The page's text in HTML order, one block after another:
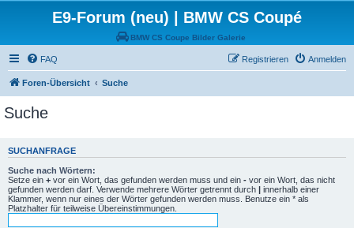
E9-Forum (neu) | BMW CS Coupé
BMW CS Coupe Bilder Galerie
FAQ Anmelden
Registrieren
Foren-Übersicht Suche
Suche
SUCHANFRAGE
Suche nach Wörtern:
Setze ein + vor ein Wort, das gefunden werden muss und ein - vor ein Wort, das nicht
gefunden werden darf. Verwende mehrere Wörter getrennt durch | innerhalb einer
Klammer, wenn nur eines der Wörter gefunden werden muss. Benutze ein * als
Platzhalter für teilweise Übereinstimmungen.